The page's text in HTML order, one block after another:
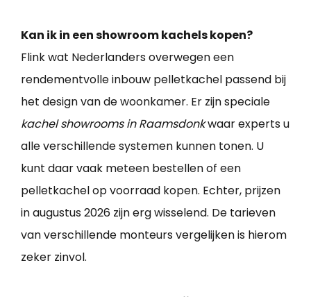
Kan ik in een showroom kachels kopen?
Flink wat Nederlanders overwegen een
rendementvolle inbouw pelletkachel passend bij
het design van de woonkamer. Er zijn speciale
kachel showrooms in Raamsdonkwaar experts u
alle verschillende systemen kunnen tonen. U
kunt daar vaak meteen bestellen of een
pelletkachel op voorraad kopen. Echter, prijzen
in augustus 2026 zijn erg wisselend. De tarieven
van verschillende monteurs vergelijken is hierom
zeker zinvol.